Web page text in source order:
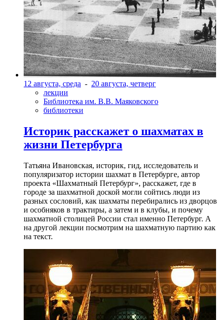
12 августа, среда - 20 августа, четверг
лекции
Библиотека им. В.В. Маяковского
библиотеки
Историк расскажет о шахматах в
жизни Петербурга
Татьяна Ивановская, историк, гид, исследователь и
популяризатор истории шахмат в Петербурге, автор
проекта «Шахматный Петербург», расскажет, где в
городе за шахматной доской могли сойтись люди из
разных сословий, как шахматы перебирались из дворцов
и особняков в трактиры, а затем и в клубы, и почему
шахматной столицей России стал именно Петербург. А
на другой лекции посмотрим на шахматную партию как
на текст.